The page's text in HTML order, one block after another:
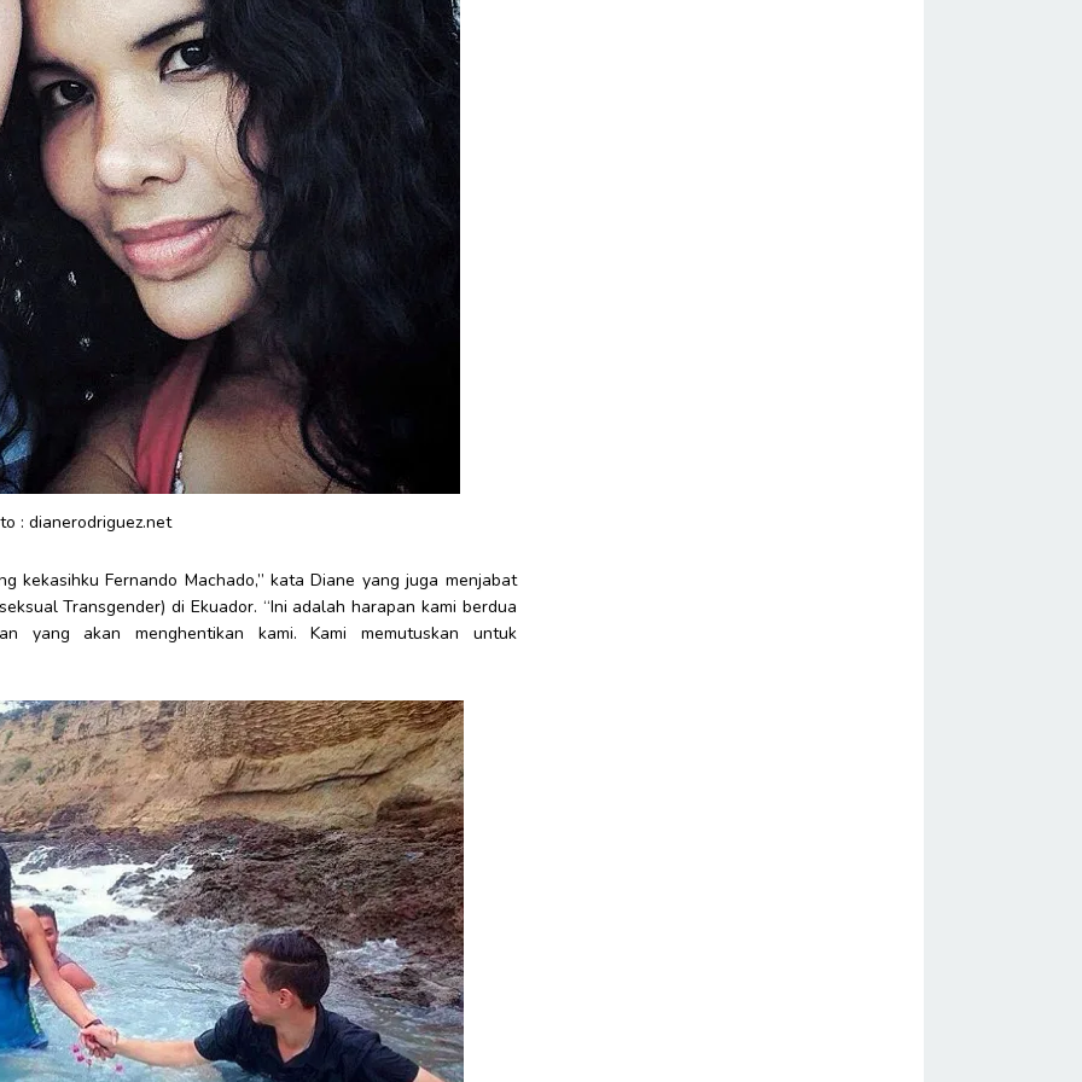
: dianerodriguez.net
kekasihku Fernando Machado,” kata Diane yang juga menjabat
Transgender) di Ekuador. “Ini adalah harapan kami berdua
yang akan menghentikan kami. Kami memutuskan untuk